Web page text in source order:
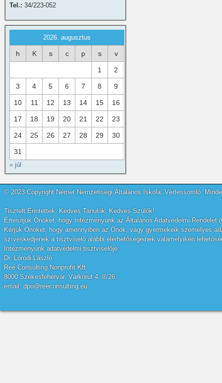
Tel.: 34/223-052
2026. augusztus
h K s c p s v
1 2
3 4 5 6 7 8 9
10 11 12 13 14 15 16
17 18 19 20 21 22 23
24 25 26 27 28 29 30
31
« júl
© 2023 Copyright Német Nemzetiségi Általános Iskola, Vértessomló.
Tisztelt Érintettek, Kedves Tanulók, Kedves Szülők!
Értesítjük Önöket, hogy Intézményünk az Általános Adatvédelmi
Kérjük Önöket, hogy amennyiben az Önök, vagy gyermekeik személyes
szíveskedjenek a tisztviselő alábbi elérhetőségeinek valamelyikén
Intézményünk adatvédelmi tisztviselője:
Dr. Lórodi László
Reé Consulting Nonprofit Kft.
8000 Székesfehérvár, Várkörút 4. II/26.
email: dpo@reeconsulting.eu